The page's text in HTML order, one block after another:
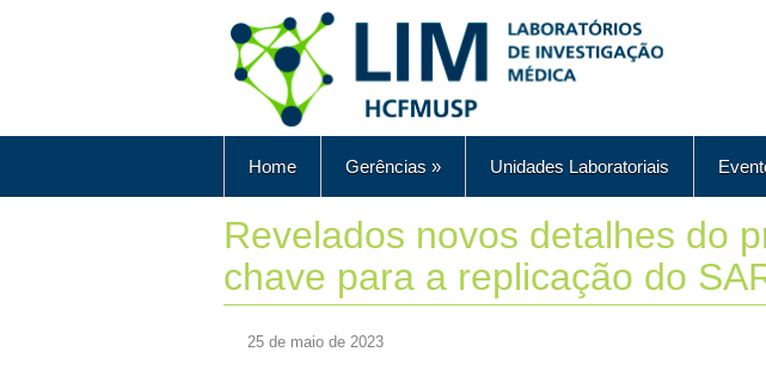
Home Gerências » Unidades Laboratoriais
Revelados novos detalhes do
chave para a replicação do
25 de maio de 2023